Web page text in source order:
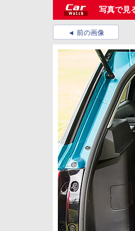
写真で見
前の画像